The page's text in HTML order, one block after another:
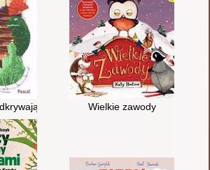
świat : Japonia, czyli kraj, w którym
Wielkie zawody